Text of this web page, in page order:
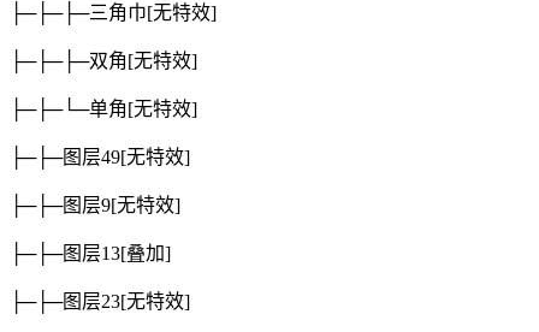
├─├─├─三角巾[无特效]
├─├─├─双角[无特效]
├─├─└─单角[无特效]
├─├─图层49[无特效]
├─├─图层9[无特效]
├─├─图层13[叠加]
├─├─图层23[无特效]